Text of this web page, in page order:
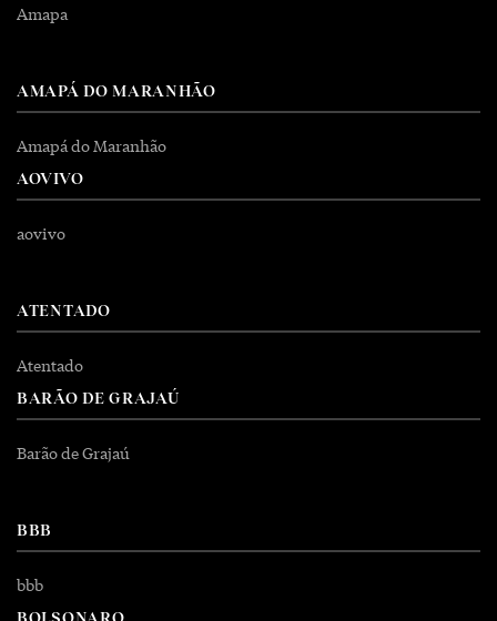
Amapa
AMAPÁ DO MARANHÃO
Amapá do Maranhão
AOVIVO
aovivo
ATENTADO
Atentado
BARÃO DE GRAJAÚ
Barão de Grajaú
BBB
bbb
BOLSONARO